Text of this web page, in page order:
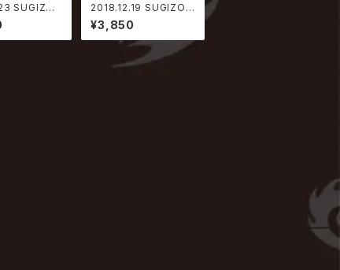
SUGIZO /
SIN
2018.12.19 SUGIZO /
COSMOSCAPE Ⅱ【通
常盤】
¥3,850